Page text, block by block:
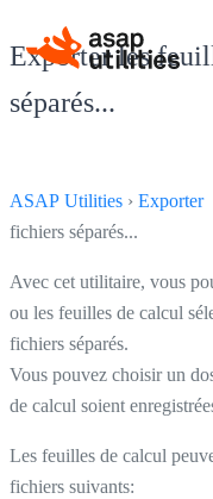
Exporter les
séparés...
ASAP Utilities › Exporter
fichiers séparés...
Avec cet utilitaire, vous
ou les feuilles de calcul
fichiers séparés.
Vous pouvez choisir un
de calcul soient
Les feuilles de calcul
fichiers suivants: